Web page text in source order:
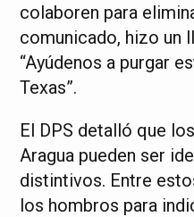
colaboren para
comunicado, hizo un
“Ayúdenos a purgar
Texas”.
El DPS detalló que
Aragua pueden ser
distintivos. Entre
los hombros para